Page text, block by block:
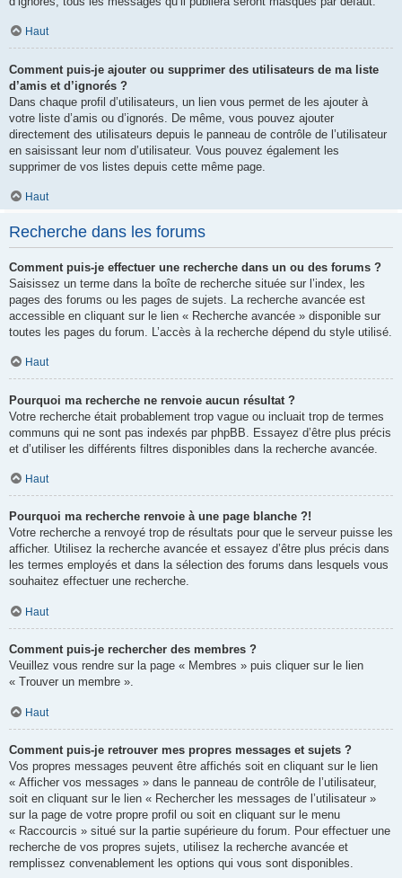
Haut
Comment puis-je ajouter ou supprimer des utilisateurs de ma liste
d’amis et d’ignorés ?
Dans chaque profil d’utilisateurs, un lien vous permet de les ajouter à
votre liste d’amis ou d’ignorés. De même, vous pouvez ajouter
directement des utilisateurs depuis le panneau de contrôle de l’utilisateur
en saisissant leur nom d’utilisateur. Vous pouvez également les
supprimer de vos listes depuis cette même page.
Haut
Recherche dans les forums
Comment puis-je effectuer une recherche dans un ou des forums ?
Saisissez un terme dans la boîte de recherche située sur l’index, les
pages des forums ou les pages de sujets. La recherche avancée est
accessible en cliquant sur le lien « Recherche avancée » disponible sur
toutes les pages du forum. L’accès à la recherche dépend du style utilisé.
Haut
Pourquoi ma recherche ne renvoie aucun résultat ?
Votre recherche était probablement trop vague ou incluait trop de termes
communs qui ne sont pas indexés par phpBB. Essayez d’être plus précis
et d’utiliser les différents filtres disponibles dans la recherche avancée.
Haut
Pourquoi ma recherche renvoie à une page blanche ?!
Votre recherche a renvoyé trop de résultats pour que le serveur puisse les
afficher. Utilisez la recherche avancée et essayez d’être plus précis dans
les termes employés et dans la sélection des forums dans lesquels vous
souhaitez effectuer une recherche.
Haut
Comment puis-je rechercher des membres ?
Veuillez vous rendre sur la page « Membres » puis cliquer sur le lien
« Trouver un membre ».
Haut
Comment puis-je retrouver mes propres messages et sujets ?
Vos propres messages peuvent être affichés soit en cliquant sur le lien
« Afficher vos messages » dans le panneau de contrôle de l’utilisateur,
soit en cliquant sur le lien « Rechercher les messages de l’utilisateur »
sur la page de votre propre profil ou soit en cliquant sur le menu
« Raccourcis » situé sur la partie supérieure du forum. Pour effectuer une
recherche de vos propres sujets, utilisez la recherche avancée et
remplissez convenablement les options qui vous sont disponibles.